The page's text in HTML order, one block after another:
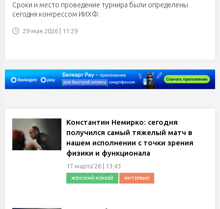
Сроки и место проведение турнира были определены
сегодня конгрессом ИИХФ.
29 мая 2026 | 11:29
Константин Немирко: сегодня
получился самый тяжелый матч в
нашем исполнении с точки зрения
физики и функционала
17 марта'26 | 13:43
ЖЕНСКИЙ ХОККЕЙ ИНТЕРВЬЮ